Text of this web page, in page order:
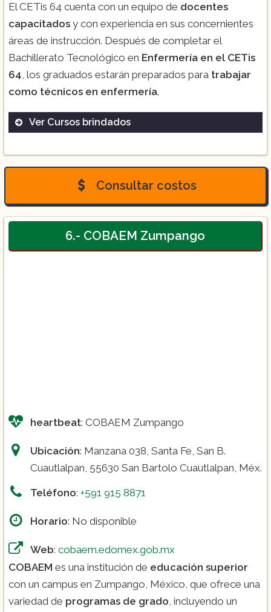
El CETis 64 cuenta con un equipo de docentes
capacitados y con experiencia en sus concernientes
áreas de instrucción. Después de completar el
Bachillerato Tecnológico en Enfermería en el CETis
64, los graduados estarán preparados para trabajar
como técnicos en enfermería.
Ver Cursos brindados
Bachillerato Tecnológico en Enfermería:
Un programa de tres años que
proporciona a los estudiantes los
conocimientos y habilidades necesarias
para trabajar como técnicos en enfermería
en diferentes entornos de atención
médica. El programa incluye cursos
Consultar costos
6.- COBAEM Zumpango
heartbeat: COBAEM Zumpango
Ubicación: Manzana 038, Santa Fe, San B.
Cuautlalpan, 55630 San Bartolo Cuautlalpan, Méx.
Teléfono: +591 915 8871
Horario: No disponible
Web: cobaem.edomex.gob.mx
COBAEM es una institución de educación superior
con un campus en Zumpango, México, que ofrece una
variedad de programas de grado, incluyendo un